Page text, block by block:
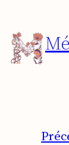
au
contenu